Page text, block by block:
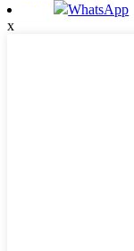
WhatsApp
x